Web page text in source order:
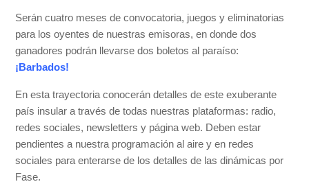
Serán cuatro meses de convocatoria, juegos y eliminatorias
para los oyentes de nuestras emisoras, en donde dos
ganadores podrán llevarse dos boletos al paraíso:
¡Barbados!
En esta trayectoria conocerán detalles de este exuberante
país insular a través de todas nuestras plataformas: radio,
redes sociales, newsletters y página web. Deben estar
pendientes a nuestra programación al aire y en redes
sociales para enterarse de los detalles de las dinámicas por
Fase.